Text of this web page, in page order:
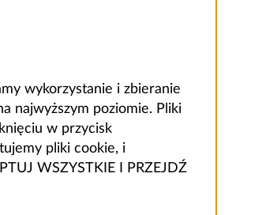
wykorzystanie i zbieranie
najwyższym poziomie. Pliki
w przycisk
pliki cookie, i
WSZYSTKIE I PRZEJDŹ